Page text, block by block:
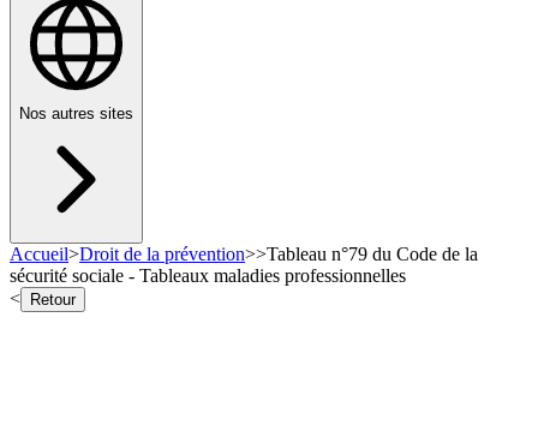
Nos autres sites
Accueil>Droit de la prévention>>Tableau n°79 du Code de la
sécurité sociale - Tableaux maladies professionnelles
<
Retour